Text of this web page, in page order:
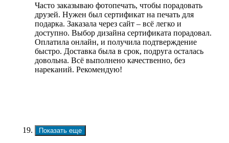
Часто заказываю фотопечать, чтобы порадовать
друзей. Нужен был сертификат на печать для
подарка. Заказала через сайт – всё легко и
доступно. Выбор дизайна сертификата порадовал.
Оплатила онлайн, и получила подтверждение
быстро. Доставка была в срок, подруга осталась
довольна. Всё выполнено качественно, без
нареканий. Рекомендую!
Показать еще